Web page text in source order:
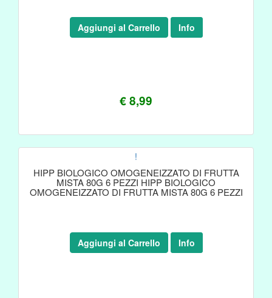
€ 8,99
Aggiungi al Carrello Info
!
HIPP BIOLOGICO OMOGENEIZZATO DI FRUTTA
MISTA 80G 6 PEZZI HIPP BIOLOGICO
OMOGENEIZZATO DI FRUTTA MISTA 80G 6 PEZZI
Aggiungi al Carrello Info